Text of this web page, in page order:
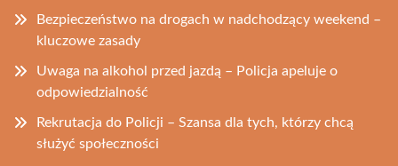
Bezpieczeństwo na drogach w nadchodzący weekend –
kluczowe zasady
Uwaga na alkohol przed jazdą – Policja apeluje o
odpowiedzialność
Rekrutacja do Policji – Szansa dla tych, którzy chcą
służyć społeczności